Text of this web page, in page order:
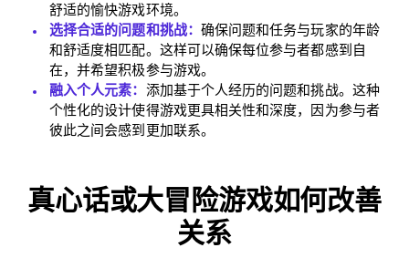
舒适的愉快游戏环境。
选择合适的问题和挑战： 确保问题和任务与玩家的年龄
和舒适度相匹配。这样可以确保每位参与者都感到自
在，并希望积极参与游戏。
融入个人元素： 添加基于个人经历的问题和挑战。这种
个性化的设计使得游戏更具相关性和深度，因为参与者
彼此之间会感到更加联系。
真心话或大冒险游戏如何改善
关系